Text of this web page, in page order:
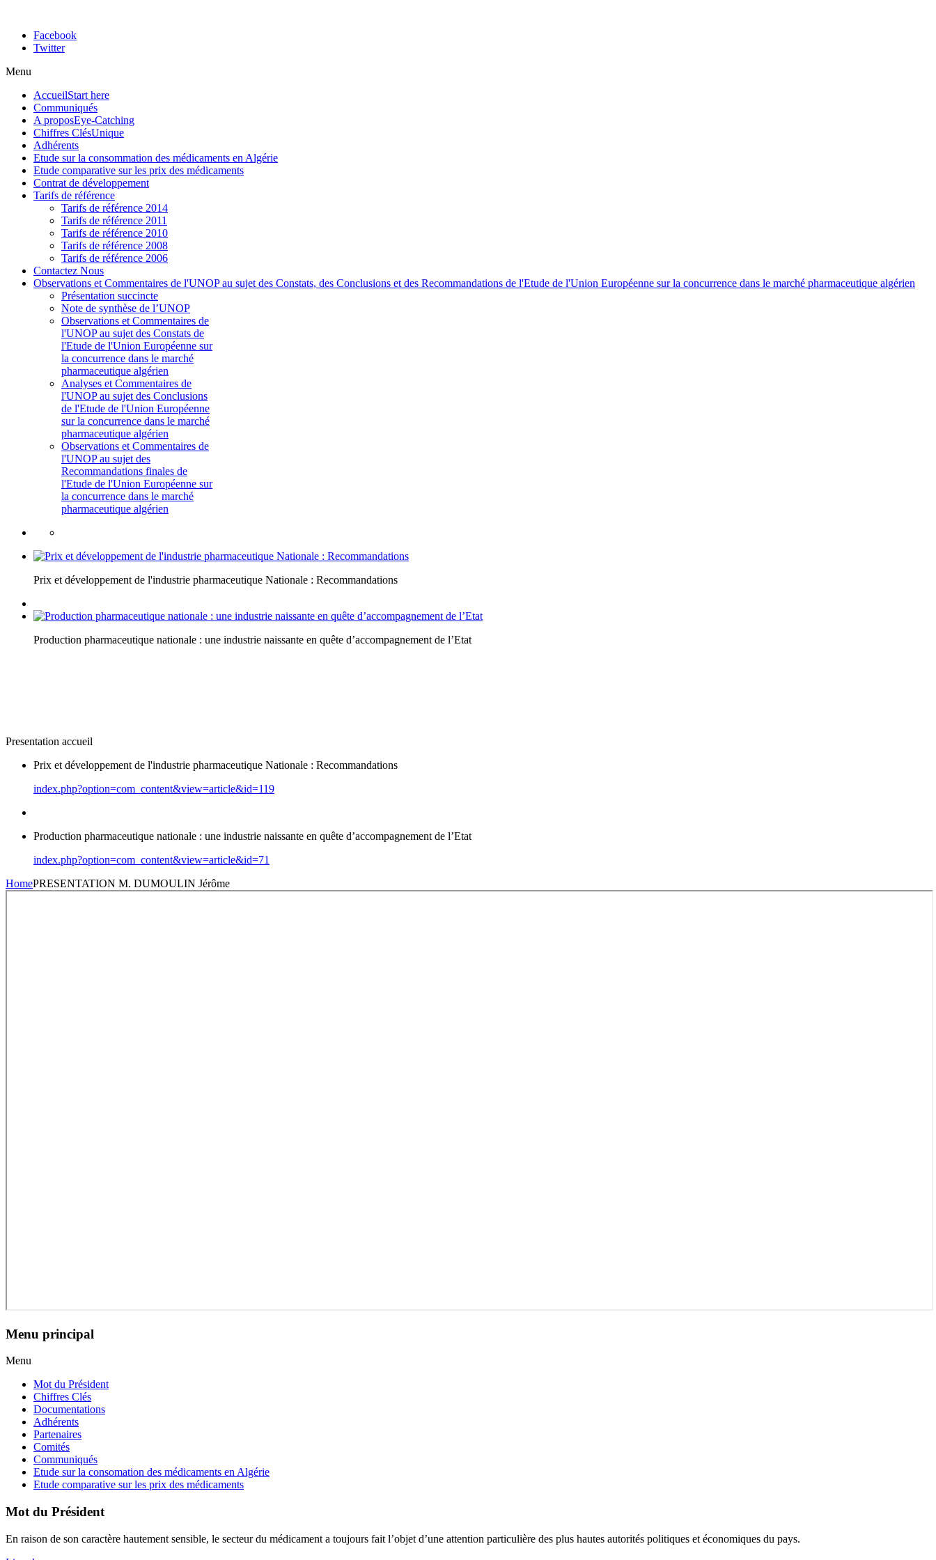
Facebook
Twitter
Menu
AccueilStart here
Communiqués
A proposEye-Catching
Chiffres ClésUnique
Adhérents
Etude sur la consommation des médicaments en Algérie
Etude comparative sur les prix des médicaments
Contrat de développement
Tarifs de référence
Tarifs de référence 2014
Tarifs de référence 2011
Tarifs de référence 2010
Tarifs de référence 2008
Tarifs de référence 2006
Contactez Nous
Observations et Commentaires de l'UNOP au sujet des Constats, des Conclusions et des Recommandations de l'Etude de l'Union Européenne sur la concurrence dans le marché pharmaceutique algérien
Présentation succincte
Note de synthèse de l’UNOP
Observations et Commentaires de
l'UNOP au sujet des Constats de
l'Etude de l'Union Européenne sur
la concurrence dans le marché
pharmaceutique algérien
Analyses et Commentaires de
l'UNOP au sujet des Conclusions
de l'Etude de l'Union Européenne
sur la concurrence dans le marché
pharmaceutique algérien
Observations et Commentaires de
l'UNOP au sujet des
Recommandations finales de
l'Etude de l'Union Européenne sur
la concurrence dans le marché
pharmaceutique algérien
Prix et développement de l'industrie pharmaceutique Nationale : Recommandations
Production pharmaceutique nationale : une industrie naissante en quête d’accompagnement de l’Etat
Presentation accueil
Prix et développement de l'industrie pharmaceutique Nationale : Recommandations
index.php?option=com_content&view=article&id=119
Production pharmaceutique nationale : une industrie naissante en quête d’accompagnement de l’Etat
index.php?option=com_content&view=article&id=71
HomePRESENTATION M. DUMOULIN Jérôme
Menu principal
Menu
Mot du Président
Chiffres Clés
Documentations
Adhérents
Partenaires
Comités
Communiqués
Etude sur la consomation des médicaments en Algérie
Etude comparative sur les prix des médicaments
Mot du Président
En raison de son caractère hautement sensible, le secteur du médicament a toujours fait l’objet d’une attention particulière des plus hautes autorités politiques et économiques du pays.